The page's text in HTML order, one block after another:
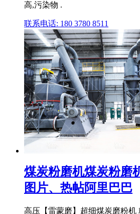
高,污染物 .
联系电话: 180 3780 8511
煤炭粉磨机煤炭粉磨
图片、热帖阿里巴巴
高压【雷蒙磨】超细煤炭磨粉机